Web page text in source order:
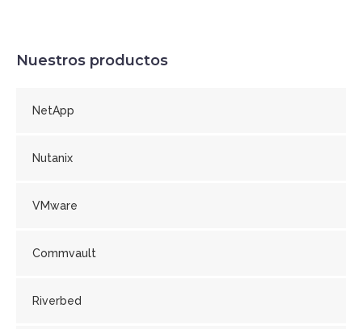
Nuestros productos
NetApp
Nutanix
VMware
Commvault
Riverbed